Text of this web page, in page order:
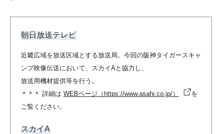
朝日放送テレビ
近畿広域を放送区域とする放送局。今回の阪神タイガースキャ
ンプ映像伝送において、スカイAと協力し、
放送用機材提供等を行う。
＊＊＊ 詳細は WEBページ（https://www.asahi.co.jp/）
を
ご覧ください。
スカイA